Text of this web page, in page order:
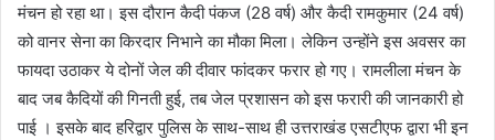
मंचन हो रहा था। इस दौरान कैदी पंकज (28 वर्ष) और कैदी रामकुमार (24 वर्ष)
को वानर सेना का किरदार निभाने का मौका मिला। लेकिन उन्होंने इस अवसर का
फायदा उठाकर ये दोनों जेल की दीवार फांदकर फरार हो गए। रामलीला मंचन के
बाद जब कैदियों की गिनती हुई, तब जेल प्रशासन को इस फरारी की जानकारी हो
पाई । इसके बाद हरिद्वार पुलिस के साथ-साथ ही उत्तराखंड एसटीएफ द्वारा भी इन